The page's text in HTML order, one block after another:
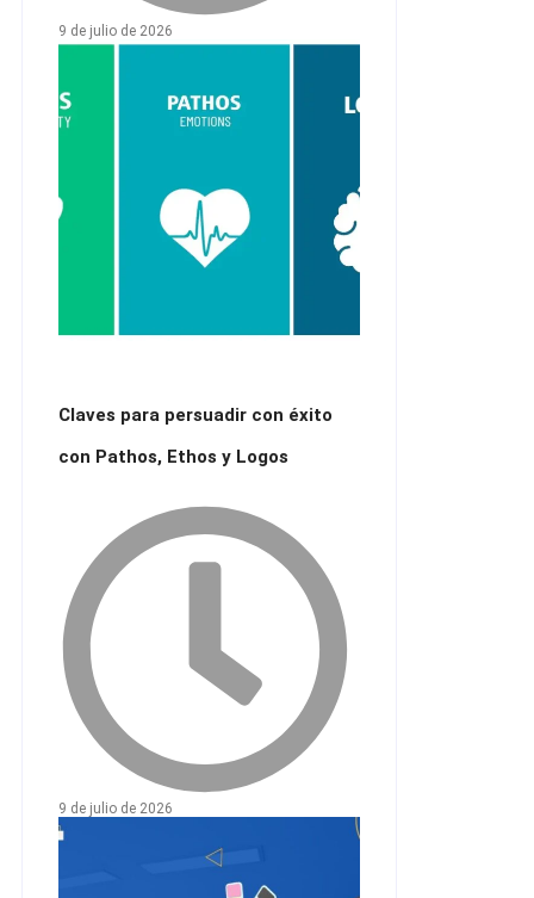
9 de julio de 2026
Claves para persuadir con éxito
con Pathos, Ethos y Logos
9 de julio de 2026